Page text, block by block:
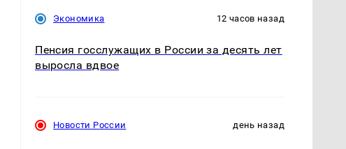
Экономика 12 часов назад
Пенсия госслужащих в России за десять лет
выросла вдвое
Новости России день назад